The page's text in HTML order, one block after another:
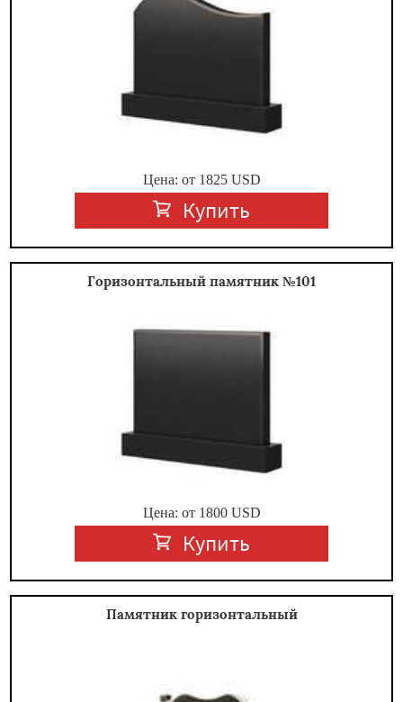
Цена: от 1825USD
Купить
Горизонтальный памятник №101
Цена: от 1800USD
Купить
Памятник горизонтальный